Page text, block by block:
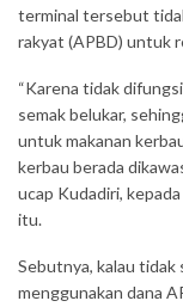
terminal tersebut
rakyat (APBD) untuk
“Karena tidak
semak belukar,
untuk makanan
kerbau berada
ucap Kudadiri,
itu.
Sebutnya, kalau tidak
menggunakan dana